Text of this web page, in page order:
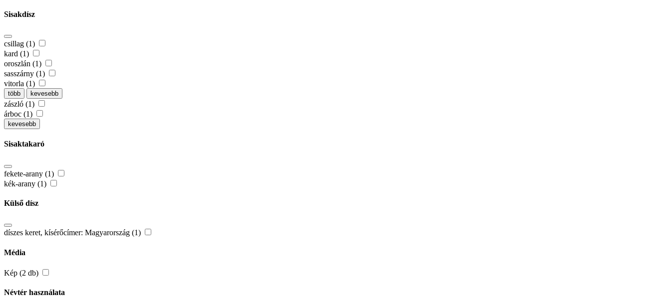
Sisakdísz
csillag (1)
kard (1)
oroszlán (1)
sasszárny (1)
vitorla (1)
több kevesebb
zászló (1)
árboc (1)
kevesebb
Sisaktakaró
fekete-arany (1)
kék-arany (1)
Külső dísz
díszes keret, kísérőcímer: Magyarország (1)
Média
Kép (2 db)
Névtér használata